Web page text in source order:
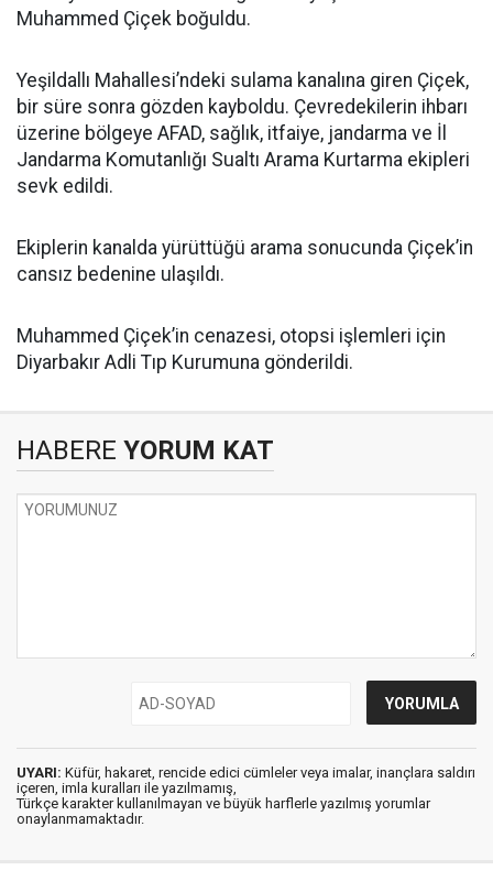
Muhammed Çiçek boğuldu.
Yeşildallı Mahallesi’ndeki sulama kanalına giren Çiçek,
bir süre sonra gözden kayboldu. Çevredekilerin ihbarı
üzerine bölgeye AFAD, sağlık, itfaiye, jandarma ve İl
Jandarma Komutanlığı Sualtı Arama Kurtarma ekipleri
sevk edildi.
Ekiplerin kanalda yürüttüğü arama sonucunda Çiçek’in
cansız bedenine ulaşıldı.
Muhammed Çiçek’in cenazesi, otopsi işlemleri için
Diyarbakır Adli Tıp Kurumuna gönderildi.
HABERE YORUM KAT
UYARI: Küfür, hakaret, rencide edici cümleler veya imalar, inançlara saldırı
içeren, imla kuralları ile yazılmamış,
Türkçe karakter kullanılmayan ve büyük harflerle yazılmış yorumlar
onaylanmamaktadır.